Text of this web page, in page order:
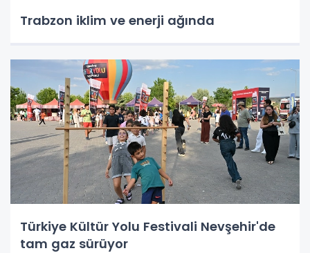
Trabzon iklim ve enerji ağında
Türkiye Kültür Yolu Festivali Nevşehir'de
tam gaz sürüyor